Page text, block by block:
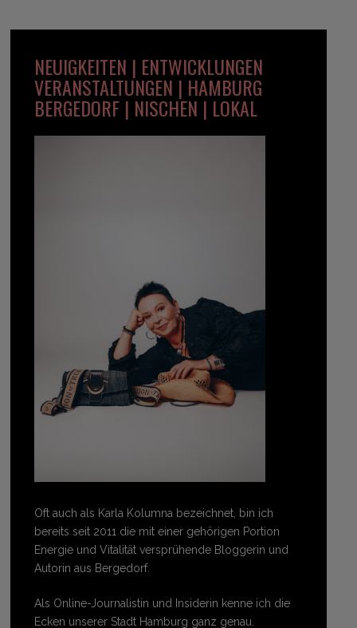
NEUIGKEITEN | ENTWICKLUNGEN
VERANSTALTUNGEN | HAMBURG
BERGEDORF | NISCHEN | LOKAL
Oft auch als Karla Kolumna bezeichnet, bin ich
bereits seit 2011 die mit einer gehörigen Portion
Energie und Vitalität versprühende Bloggerin und
Autorin aus Bergedorf.
Als Online-Journalistin und Insiderin kenne ich die
Ecken unserer Stadt Hamburg ganz genau.